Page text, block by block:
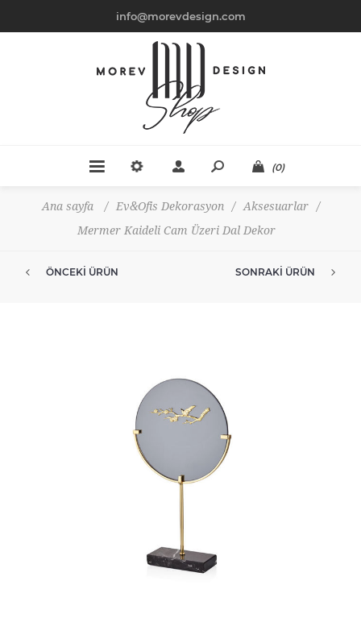
info@morevdesign.com
(0)
Ana sayfa / Ev&Ofis Dekorasyon / Aksesuarlar
/
Mermer Kaideli Cam Üzeri Dal Dekor
ÖNCEKI ÜRÜN SONRAKI ÜRÜN